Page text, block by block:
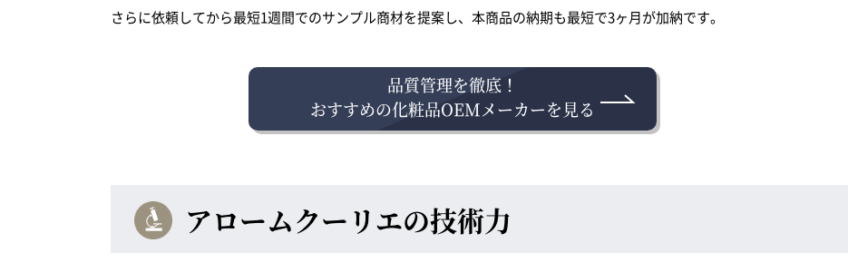
さらに依頼してから最短1週間でのサンプル商材を提案し、本商品の納期も最短で3ヶ月が加納です。
品質管理を徹底！
おすすめの化粧品OEMメーカーを見る
アロームクーリエの技術力